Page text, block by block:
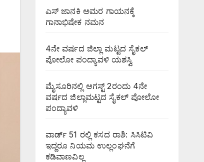
ಎಸ್ ಜಾನಕಿ ಅಮರ ಗಾಯನಕ್ಕೆ
ಗಾನಾಭಿಷೇಕ ನಮನ
4ನೇ ವರ್ಷದ ಜಿಲ್ಲಾ ಮಟ್ಟದ ಸೈಕಲ್
ಪೋಲೋ ಪಂದ್ಯಾವಳಿ ಯಶಸ್ವಿ
ಮೈಸೂರಿನಲ್ಲಿ ಆಗಸ್ಟ್‌ 2ರಂದು 4ನೇ
ವರ್ಷದ ಜಿಲ್ಲಾಮಟ್ಟದ ಸೈಕಲ್ ಪೋಲೋ
ಪಂದ್ಯಾವಳಿ
ವಾರ್ಡ್ 51 ರಲ್ಲಿ ಕಸದ ರಾಶಿ: ಸಿಸಿಟಿವಿ
ಇದ್ದರೂ ನಿಯಮ ಉಲ್ಲಂಘನೆಗೆ
ಕಡಿವಾಣವಿಲ್ಲ